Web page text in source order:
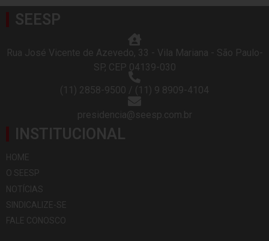
SEESP
Rua José Vicente de Azevedo, 33 - Vila Mariana - São Paulo-
SP, CEP 04139-030
(11) 2858-9500 / (11) 9 8909-4104
presidencia@seesp.com.br
INSTITUCIONAL
HOME
O SEESP
NOTÍCIAS
SINDICALIZE-SE
FALE CONOSCO